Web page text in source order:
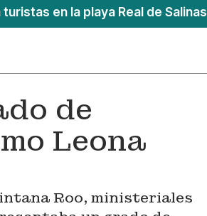
en la playa Real de Salinas
de
Leona
Roo, ministeriales